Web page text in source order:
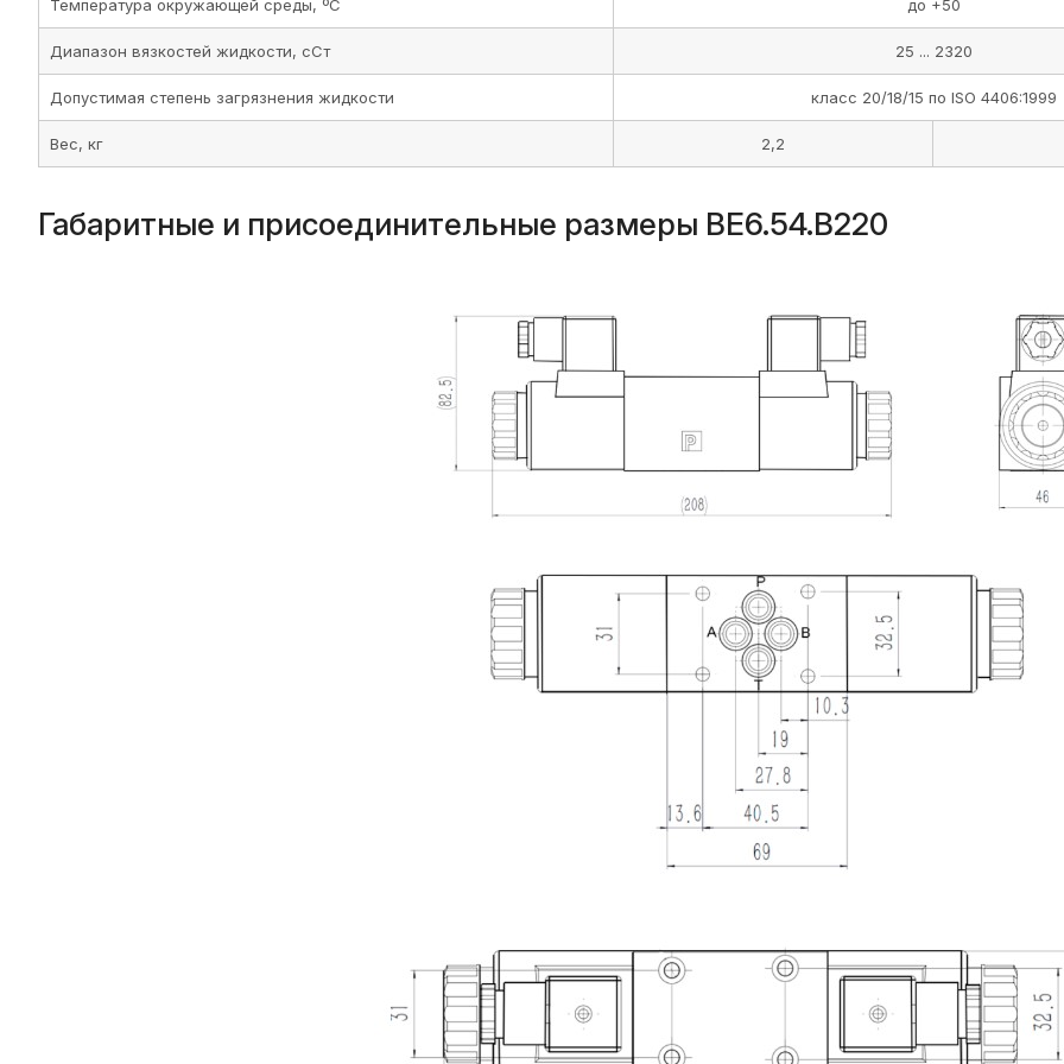
Температура окружающей среды, ºС до +50
Диапазон вязкостей жидкости, сСт 25 ... 2320
Допустимая степень загрязнения жидкости класс 20/18/15 по ISO 4406:1999
Вес, кг 2,2
Габаритные и присоединительные размеры ВЕ6.54.В220